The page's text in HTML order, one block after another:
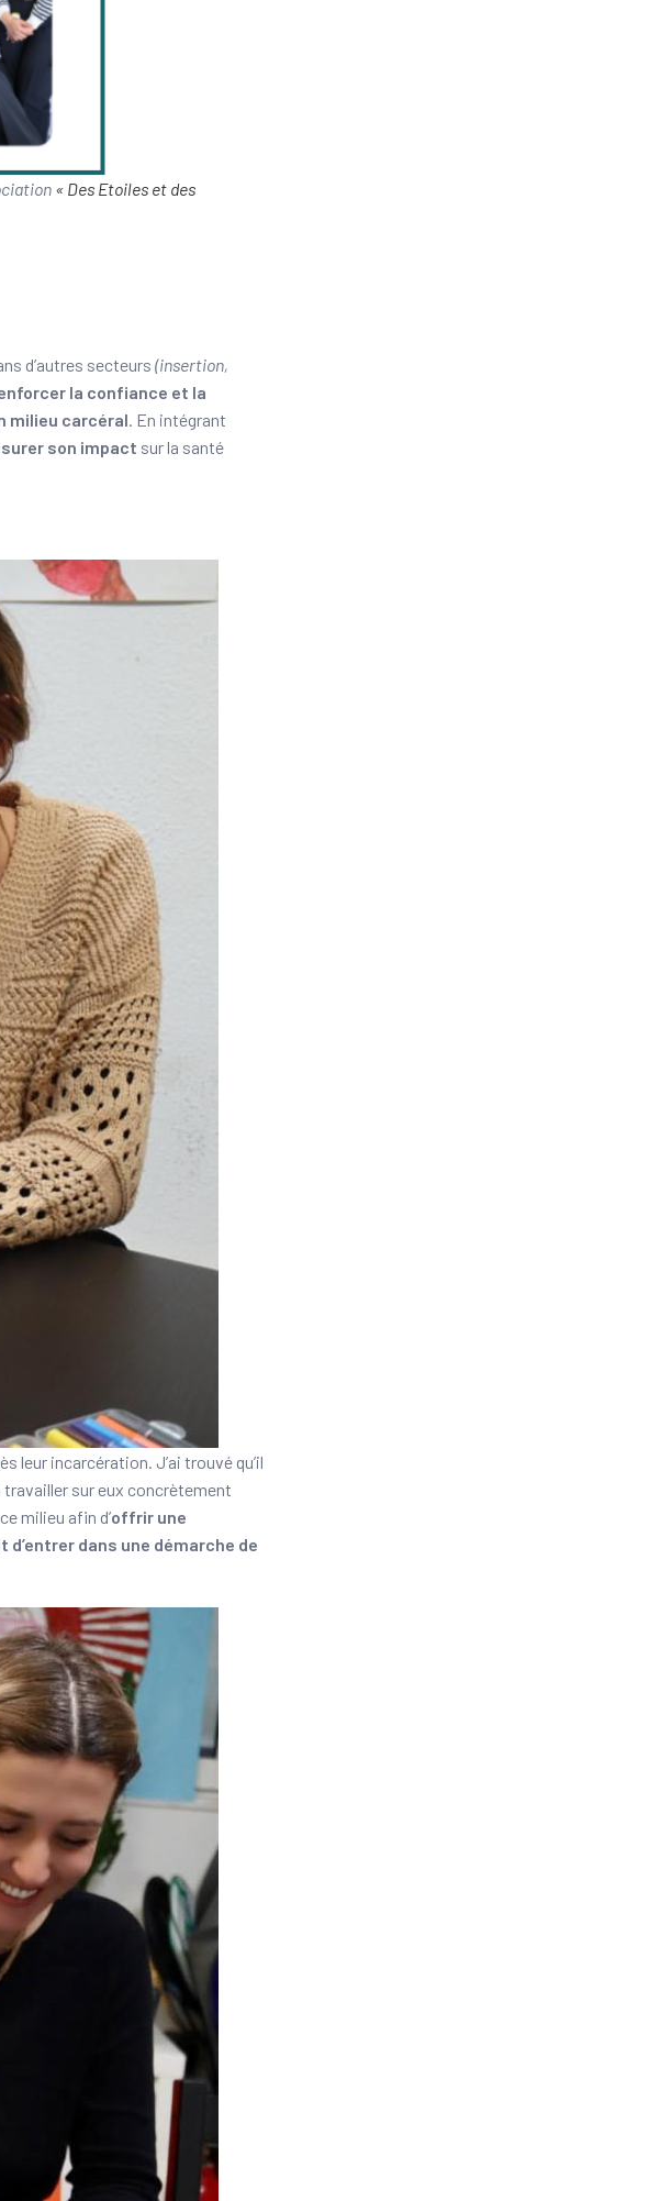
« Des Etoiles et des
d’autres secteurs (insertion,
la confiance et la
milieu carcéral. En intégrant
son impact sur la santé
leur incarcération. J’ai trouvé qu’il
travailler sur eux concrètement
milieu afin d’offrir une
dans une démarche de